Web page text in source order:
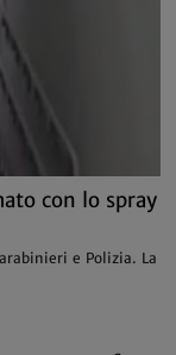
con lo spray
e Polizia. La